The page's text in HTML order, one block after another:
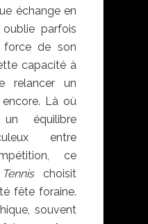
échange en
parfois
de son
capacité à
relancer un
Là où
équilibre
entre
ce
choisit
fête foraine.
souvent